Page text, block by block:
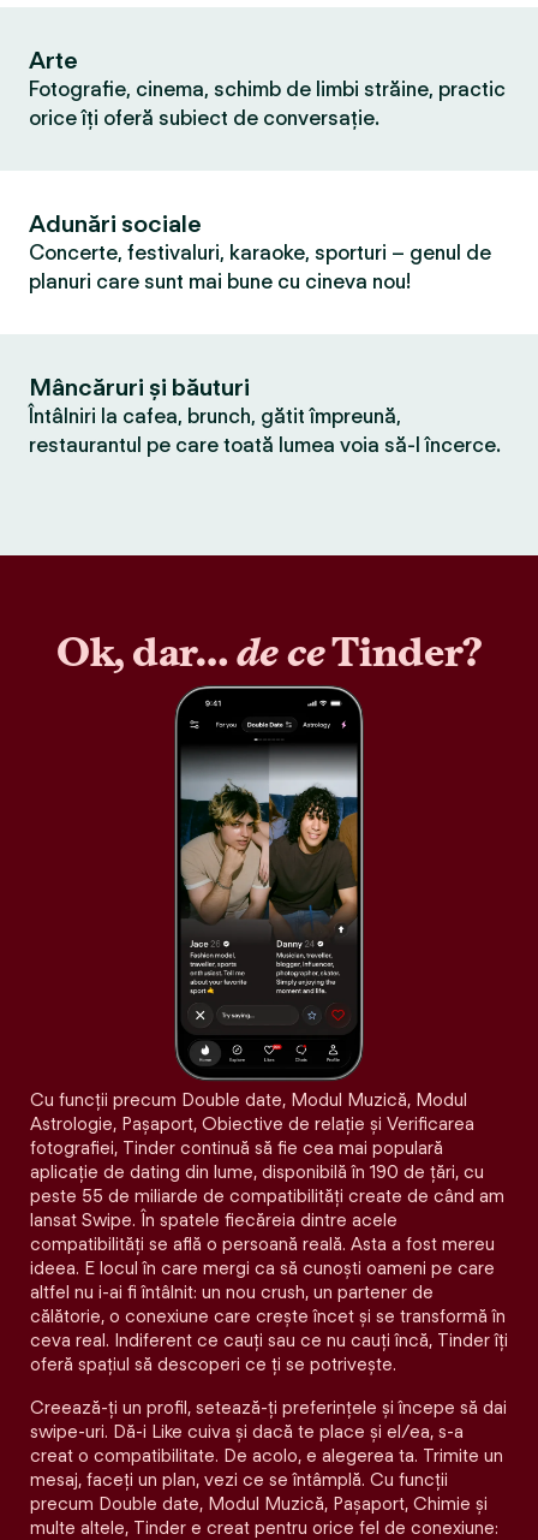
Arte
Fotografie, cinema, schimb de limbi străine, practic
orice îți oferă subiect de conversație.
Adunări sociale
Concerte, festivaluri, karaoke, sporturi – genul de
planuri care sunt mai bune cu cineva nou!
Mâncăruri și băuturi
Întâlniri la cafea, brunch, gătit împreună,
restaurantul pe care toată lumea voia să-l încerce.
Ok, dar…de ceTinder?
Cu funcții precum Double date, Modul Muzică, Modul
Astrologie, Pașaport, Obiective de relație și Verificarea
fotografiei, Tinder continuă să fie cea mai populară
aplicație de dating din lume, disponibilă în 190 de țări, cu
peste 55 de miliarde de compatibilități create de când am
lansat Swipe. În spatele fiecăreia dintre acele
compatibilităţi se află o persoană reală. Asta a fost mereu
ideea. E locul în care mergi ca să cunoști oameni pe care
altfel nu i-ai fi întâlnit: un nou crush, un partener de
călătorie, o conexiune care crește încet și se transformă în
ceva real. Indiferent ce cauți sau ce nu cauți încă, Tinder îți
oferă spațiul să descoperi ce ți se potrivește.
Creează-ți un profil, setează-ți preferințele și începe să dai
swipe-uri. Dă-i Like cuiva și dacă te place și el/ea, s-a
creat o compatibilitate. De acolo, e alegerea ta. Trimite un
mesaj, faceți un plan, vezi ce se întâmplă. Cu funcții
precum Double date, Modul Muzică, Pașaport, Chimie și
multe altele, Tinder e creat pentru orice fel de conexiune: